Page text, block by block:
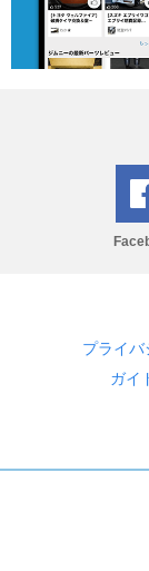
プライバ
ガイ